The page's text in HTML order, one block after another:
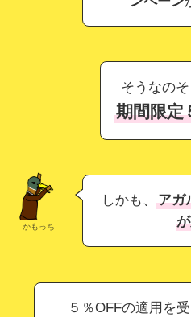
そうなのそ
期間限定
かもっち
しかも、
アガ
５％OFFの適用を